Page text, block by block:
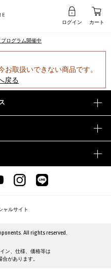
ログイン カート
プログラム開催中
取扱いできない商品です。
戻る
ャルサイト
All rights reserved.
ン、仕様、価格等は
があります。